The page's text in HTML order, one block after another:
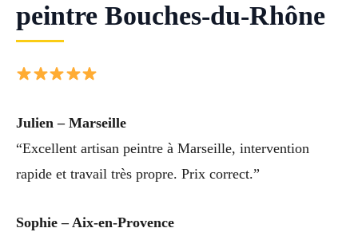
peintre Bouches-du-Rhône
Julien – Marseille
“Excellent artisan peintre à Marseille, intervention
rapide et travail très propre. Prix correct.”
Sophie – Aix-en-Provence